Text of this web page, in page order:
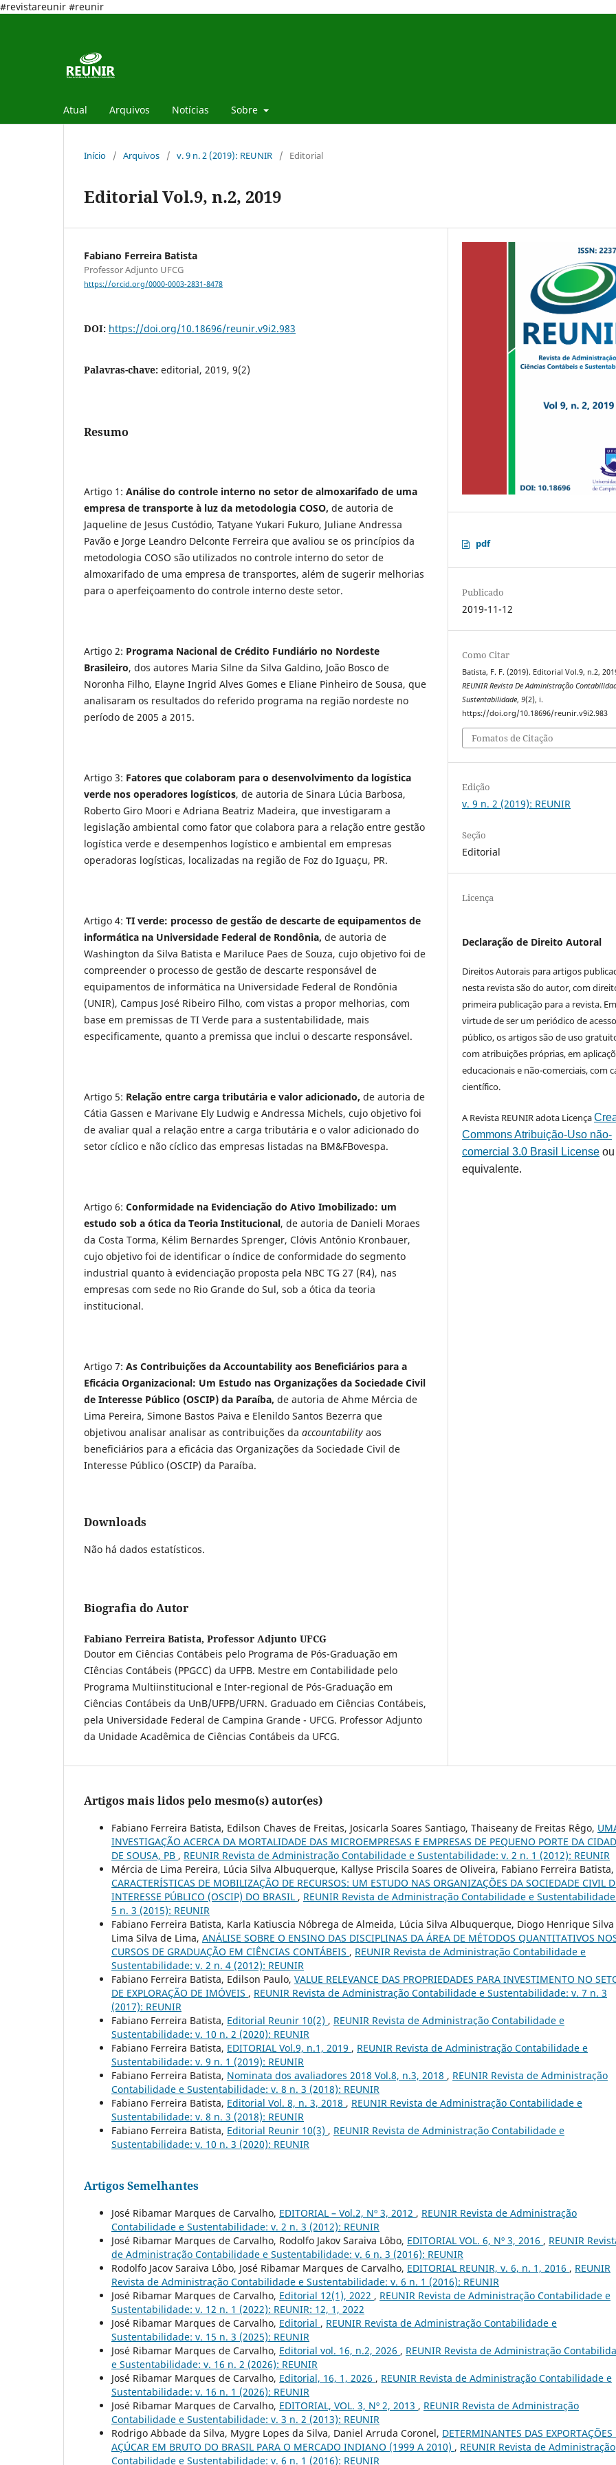
#revistareunir #reunir
Atual Arquivos Notícias Sobre
Início / Arquivos / v. 9 n. 2 (2019): REUNIR / Editorial
Editorial Vol.9, n.2, 2019
Fabiano Ferreira Batista
Professor Adjunto UFCG
https://orcid.org/0000-0003-2831-8478
DOI: https://doi.org/10.18696/reunir.v9i2.983
Palavras-chave: editorial, 2019, 9(2)
Resumo
Artigo 1: Análise do controle interno no setor de almoxarifado de uma
empresa de transporte à luz da metodologia COSO, de autoria de
Jaqueline de Jesus Custódio, Tatyane Yukari Fukuro, Juliane Andressa
Pavão e Jorge Leandro Delconte Ferreira que avaliou se os princípios da
metodologia COSO são utilizados no controle interno do setor de
almoxarifado de uma empresa de transportes, além de sugerir melhorias
para o aperfeiçoamento do controle interno deste setor.
Artigo 2: Programa Nacional de Crédito Fundiário no Nordeste
Brasileiro, dos autores Maria Silne da Silva Galdino, João Bosco de
Noronha Filho, Elayne Ingrid Alves Gomes e Eliane Pinheiro de Sousa, que
analisaram os resultados do referido programa na região nordeste no
período de 2005 a 2015.
Artigo 3: Fatores que colaboram para o desenvolvimento da logística
verde nos operadores logísticos, de autoria de Sinara Lúcia Barbosa,
Roberto Giro Moori e Adriana Beatriz Madeira, que investigaram a
legislação ambiental como fator que colabora para a relação entre gestão
logística verde e desempenhos logístico e ambiental em empresas
operadoras logísticas, localizadas na região de Foz do Iguaçu, PR.
Artigo 4: TI verde: processo de gestão de descarte de equipamentos de
informática na Universidade Federal de Rondônia, de autoria de
Washington da Silva Batista e Mariluce Paes de Souza, cujo objetivo foi de
compreender o processo de gestão de descarte responsável de
equipamentos de informática na Universidade Federal de Rondônia
(UNIR), Campus José Ribeiro Filho, com vistas a propor melhorias, com
base em premissas de TI Verde para a sustentabilidade, mais
especificamente, quanto a premissa que inclui o descarte responsável.
Artigo 5: Relação entre carga tributária e valor adicionado, de autoria de
Cátia Gassen e Marivane Ely Ludwig e Andressa Michels, cujo objetivo foi
de avaliar qual a relação entre a carga tributária e o valor adicionado do
setor cíclico e não cíclico das empresas listadas na BM&FBovespa.
Artigo 6: Conformidade na Evidenciação do Ativo Imobilizado: um
estudo sob a ótica da Teoria Institucional, de autoria de Danieli Moraes
da Costa Torma, Kélim Bernardes Sprenger, Clóvis Antônio Kronbauer,
cujo objetivo foi de identificar o índice de conformidade do segmento
industrial quanto à evidenciação proposta pela NBC TG 27 (R4), nas
empresas com sede no Rio Grande do Sul, sob a ótica da teoria
institucional.
Artigo 7: As Contribuições da Accountability aos Beneficiários para a
Eficácia Organizacional: Um Estudo nas Organizações da Sociedade Civil
de Interesse Público (OSCIP) da Paraíba, de autoria de Ahme Mércia de
Lima Pereira, Simone Bastos Paiva e Elenildo Santos Bezerra que
objetivou analisar analisar as contribuições da accountability aos
beneficiários para a eficácia das Organizações da Sociedade Civil de
Interesse Público (OSCIP) da Paraíba.
Downloads
Não há dados estatísticos.
Biografia do Autor
Fabiano Ferreira Batista, Professor Adjunto UFCG
Doutor em Ciências Contábeis pelo Programa de Pós-Graduação em
CIências Contábeis (PPGCC) da UFPB. Mestre em Contabilidade pelo
Programa Multiinstitucional e Inter-regional de Pós-Graduação em
Ciências Contábeis da UnB/UFPB/UFRN. Graduado em Ciências Contábeis,
pela Universidade Federal de Campina Grande - UFCG. Professor Adjunto
da Unidade Acadêmica de Ciências Contábeis da UFCG.
pdf
Publicado
2019-11-12
Como Citar
Batista, F. F. (2019). Editorial Vol.9, n.2,
REUNIR Revista De Administração
Sustentabilidade,9(2), i.
https://doi.org/10.18696/reunir.v9i2.983
Fomatos de Citação
Edição
v. 9 n. 2 (2019): REUNIR
Seção
Editorial
Licença
Declaração de Direito Autoral
Direitos Autorais para artigos
nesta revista são do autor, com
primeira publicação para a revista.
virtude de ser um periódico de
público, os artigos são de uso
com atribuições próprias, em
educacionais e não-comerciais, com
científico.
A Revista REUNIR adota Licença
Commons Atribuição-Uso não-
comercial 3.0 Brasil License
equivalente.
Artigos mais lidos pelo mesmo(s) autor(es)
Fabiano Ferreira Batista, Edilson Chaves de Freitas, Josicarla Soares Santiago, Thaiseany de Freitas Rêgo,
INVESTIGAÇÃO ACERCA DA MORTALIDADE DAS MICROEMPRESAS E EMPRESAS DE PEQUENO PORTE DA
DE SOUSA, PB , REUNIR Revista de Administração Contabilidade e Sustentabilidade: v. 2 n. 1 (2012): REUNIR
Mércia de Lima Pereira, Lúcia Silva Albuquerque, Kallyse Priscila Soares de Oliveira, Fabiano Ferreira Batista,
CARACTERÍSTICAS DE MOBILIZAÇÃO DE RECURSOS: UM ESTUDO NAS ORGANIZAÇÕES DA SOCIEDADE CIVIL
INTERESSE PÚBLICO (OSCIP) DO BRASIL , REUNIR Revista de Administração Contabilidade e
5 n. 3 (2015): REUNIR
Fabiano Ferreira Batista, Karla Katiuscia Nóbrega de Almeida, Lúcia Silva Albuquerque, Diogo Henrique Silva
Lima Silva de Lima, ANÁLISE SOBRE O ENSINO DAS DISCIPLINAS DA ÁREA DE MÉTODOS QUANTITATIVOS
CURSOS DE GRADUAÇÃO EM CIÊNCIAS CONTÁBEIS , REUNIR Revista de Administração Contabilidade e
Sustentabilidade: v. 2 n. 4 (2012): REUNIR
Fabiano Ferreira Batista, Edilson Paulo, VALUE RELEVANCE DAS PROPRIEDADES PARA INVESTIMENTO NO
DE EXPLORAÇÃO DE IMÓVEIS , REUNIR Revista de Administração Contabilidade e Sustentabilidade: v. 7 n. 3
(2017): REUNIR
Fabiano Ferreira Batista, Editorial Reunir 10(2) , REUNIR Revista de Administração Contabilidade e
Sustentabilidade: v. 10 n. 2 (2020): REUNIR
Fabiano Ferreira Batista, EDITORIAL Vol.9, n.1, 2019 , REUNIR Revista de Administração Contabilidade e
Sustentabilidade: v. 9 n. 1 (2019): REUNIR
Fabiano Ferreira Batista, Nominata dos avaliadores 2018 Vol.8, n.3, 2018 , REUNIR Revista de Administração
Contabilidade e Sustentabilidade: v. 8 n. 3 (2018): REUNIR
Fabiano Ferreira Batista, Editorial Vol. 8, n. 3, 2018 , REUNIR Revista de Administração Contabilidade e
Sustentabilidade: v. 8 n. 3 (2018): REUNIR
Fabiano Ferreira Batista, Editorial Reunir 10(3) , REUNIR Revista de Administração Contabilidade e
Sustentabilidade: v. 10 n. 3 (2020): REUNIR
Artigos Semelhantes
José Ribamar Marques de Carvalho, EDITORIAL – Vol.2, Nº 3, 2012 , REUNIR Revista de Administração
Contabilidade e Sustentabilidade: v. 2 n. 3 (2012): REUNIR
José Ribamar Marques de Carvalho, Rodolfo Jakov Saraiva Lôbo, EDITORIAL VOL. 6, Nº 3, 2016 , REUNIR
de Administração Contabilidade e Sustentabilidade: v. 6 n. 3 (2016): REUNIR
Rodolfo Jacov Saraiva Lôbo, José Ribamar Marques de Carvalho, EDITORIAL REUNIR, v. 6, n. 1, 2016 , REUNIR
Revista de Administração Contabilidade e Sustentabilidade: v. 6 n. 1 (2016): REUNIR
José Ribamar Marques de Carvalho, Editorial 12(1), 2022 , REUNIR Revista de Administração Contabilidade e
Sustentabilidade: v. 12 n. 1 (2022): REUNIR: 12, 1, 2022
José Ribamar Marques de Carvalho, Editorial , REUNIR Revista de Administração Contabilidade e
Sustentabilidade: v. 15 n. 3 (2025): REUNIR
José Ribamar Marques de Carvalho, Editorial vol. 16, n.2, 2026 , REUNIR Revista de Administração
e Sustentabilidade: v. 16 n. 2 (2026): REUNIR
José Ribamar Marques de Carvalho, Editorial, 16, 1, 2026 , REUNIR Revista de Administração Contabilidade e
Sustentabilidade: v. 16 n. 1 (2026): REUNIR
José Ribamar Marques de Carvalho, EDITORIAL, VOL. 3, Nº 2, 2013 , REUNIR Revista de Administração
Contabilidade e Sustentabilidade: v. 3 n. 2 (2013): REUNIR
Rodrigo Abbade da Silva, Mygre Lopes da Silva, Daniel Arruda Coronel, DETERMINANTES DAS EXPORTAÇÕES
AÇÚCAR EM BRUTO DO BRASIL PARA O MERCADO INDIANO (1999 A 2010) , REUNIR Revista de Administração
Contabilidade e Sustentabilidade: v. 6 n. 1 (2016): REUNIR